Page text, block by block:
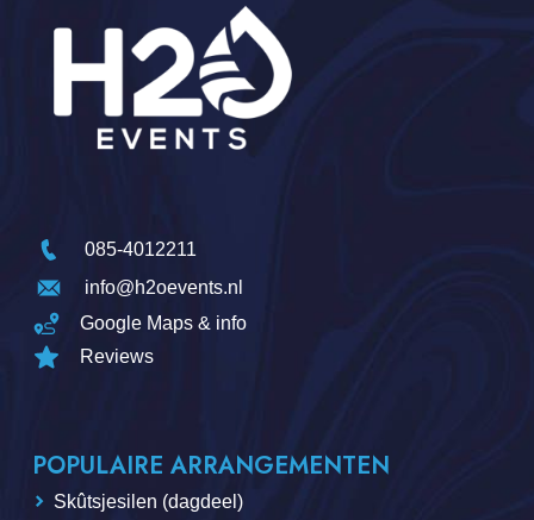
085-4012211
info@h2oevents.nl
Google Maps & info
Reviews
POPULAIRE ARRANGEMENTEN
Skûtsjesilen (dagdeel)